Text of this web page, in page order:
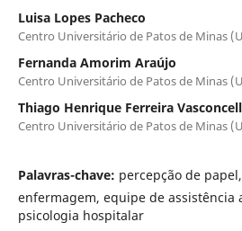
Luisa Lopes Pacheco
Centro Universitário de Patos de Minas
Fernanda Amorim Araújo
Centro Universitário de Patos de Minas
Thiago Henrique Ferreira
Centro Universitário de Patos de Minas
Palavras-chave: percepção de
enfermagem, equipe de assistência
psicologia hospitalar